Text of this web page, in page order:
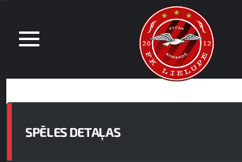
SPĒLES DETAĻAS